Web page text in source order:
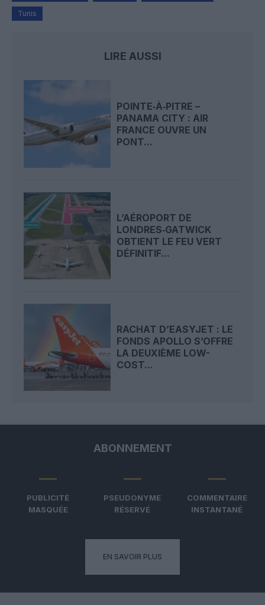
Tunis
LIRE AUSSI
POINTE‑À‑PITRE –
PANAMA CITY : AIR
FRANCE OUVRE UN
PONT...
L’AÉROPORT DE
LONDRES‑GATWICK
OBTIENT LE FEU VERT
DÉFINITIF...
RACHAT D’EASYJET : LE
FONDS APOLLO S’OFFRE
LA DEUXIÈME LOW-
COST...
ABONNEMENT
PUBLICITÉ
MASQUÉE
PSEUDONYME
RÉSERVÉ
COMMENTAIRE
INSTANTANÉ
EN SAVOIR PLUS